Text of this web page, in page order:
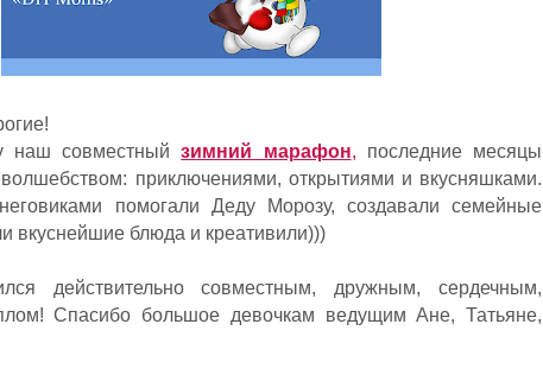
наш совместныйзимний марафон, последние месяцы
приключениями, открытиями и вкусняшками.
помогали Деду Морозу, создавали семейные
вкуснейшие блюда и креативили)))
действительно совместным, дружным, сердечным,
Спасибо большое девочкам ведущим Ане, Татьяне,